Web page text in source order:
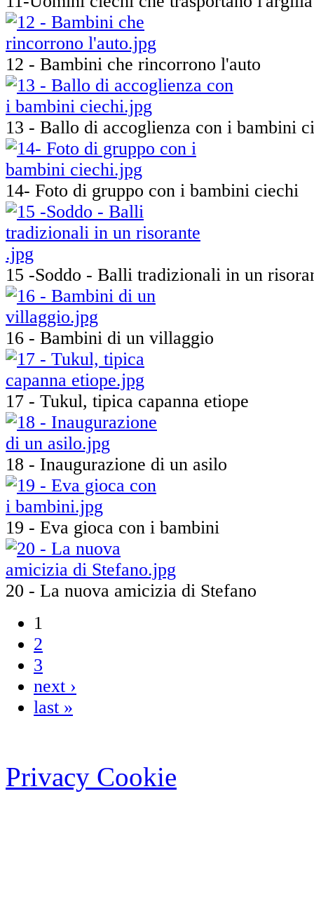
12 - Bambini che rincorrono l'auto
13 - Ballo di accoglienza con i bambini
14- Foto di gruppo con i bambini ciechi
15 -Soddo - Balli tradizionali in un
16 - Bambini di un villaggio
17 - Tukul, tipica capanna etiope
18 - Inaugurazione di un asilo
19 - Eva gioca con i bambini
20 - La nuova amicizia di Stefano
1
2
3
next ›
last »
Privacy Cookie